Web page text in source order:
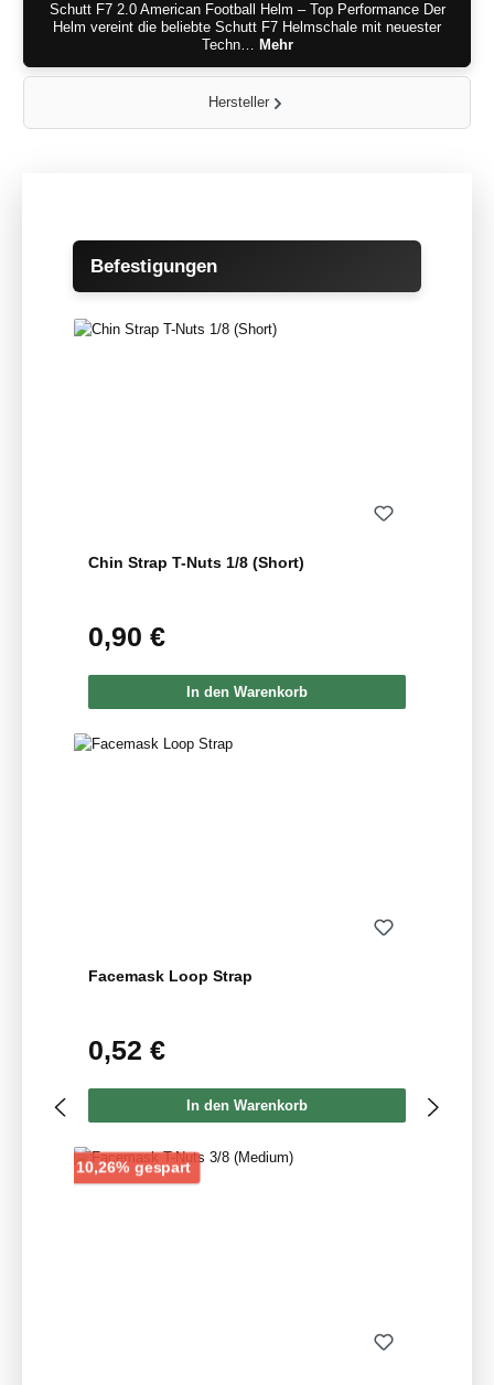
Schutt F7 2.0 American Football Helm – Top Performance Der
Helm vereint die beliebte Schutt F7 Helmschale mit neuester
Techn… Mehr
Hersteller
Produktgalerie überspringen
Befestigungen
Chin Strap T-Nuts 1/8 (Short)
Regulärer Preis:
0,90 €
In den Warenkorb
Facemask Loop Strap
Regulärer Preis:
0,52 €
In den Warenkorb
10,26% gespartRabatt